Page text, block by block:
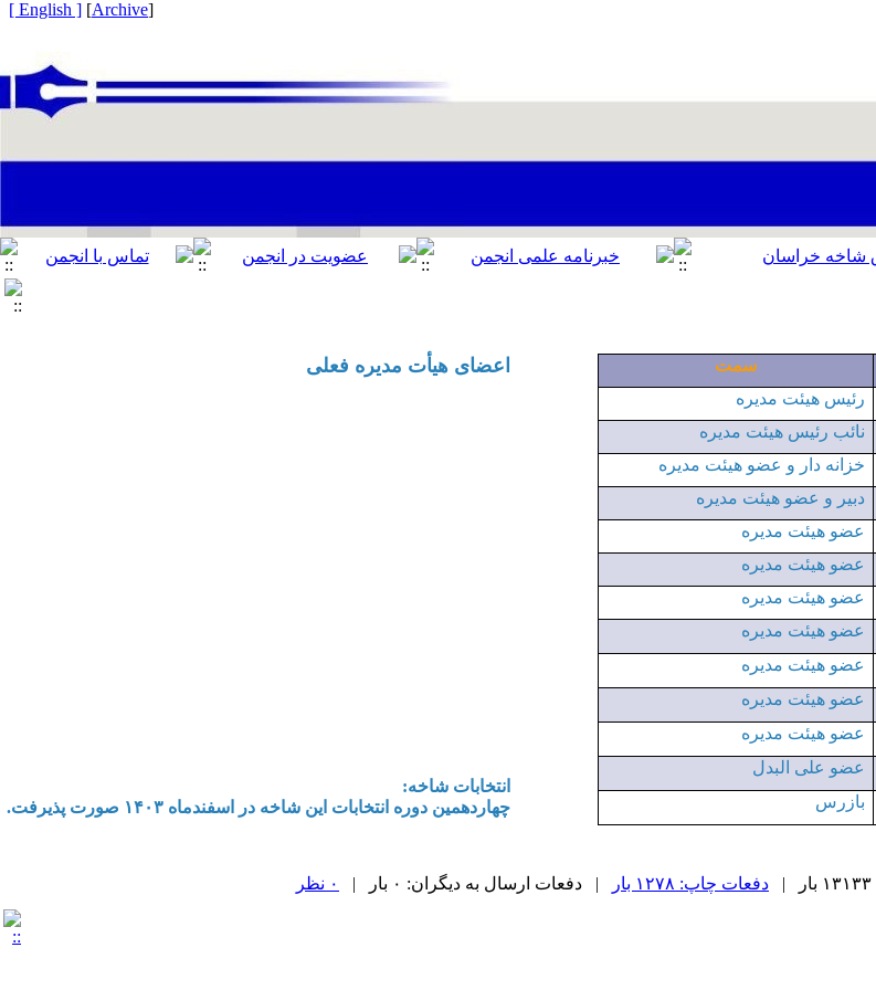
[
Archive
]
[ English ]
اعضای هیأت مدیره فعلی
سمت
رئیس هیئت مدیره
نائب رئیس هیئت مدیره
خزانه دار و عضو هیئت مدیره
دبیر و عضو هیئت مدیره
عضو هیئت مدیره
عضو هیئت مدیره
عضو هیئت مدیره
عضو هیئت مدیره
عضو هیئت مدیره
عضو هیئت مدیره
عضو هیئت مدیره
عضو علی البدل
بازرس
انتخابات شاخه:
چهاردهمین دوره انتخابات این شاخه در اسفندماه ۱۴۰۳ صورت
پذیرفت.
دفعات چاپ: ۱۲۷۸ بار | دفعات ارسال به دیگران: ۰ بار | ۰ نظر